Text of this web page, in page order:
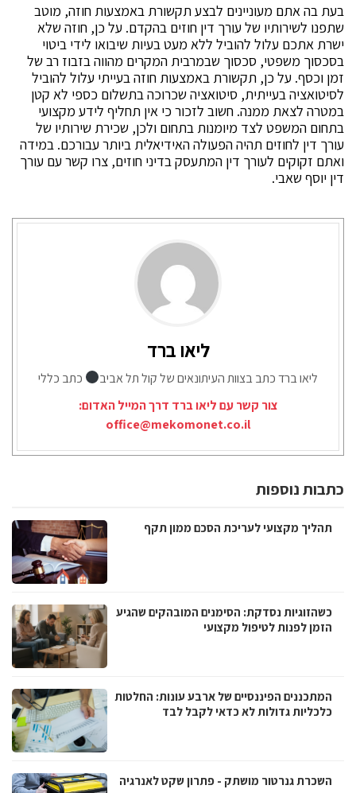
בעת בה אתם מעוניינים לבצע תקשורת באמצעות חוזה, מוטב
שתפנו לשירותיו של עורך דין חוזים בהקדם. על כן, חוזה שלא
ישרת אתכם עלול להוביל ללא מעט בעיות שיבואו לידי ביטוי
בסכסוך משפטי, סכסוך שבמרבית המקרים מהווה בזבוז רב של
זמן וכסף. על כן, תקשורת באמצעות חוזה בעייתי עלול להוביל
לסיטואציה בעייתית, סיטואציה שכרוכה בתשלום כספי לא קטן
במטרה לצאת ממנה. חשוב לזכור כי אין תחליף לידע מקצועי
בתחום המשפט לצד מיומנות בתחום ולכן, שכירת שירותיו של
עורך דין לחוזים תהיה הפעולה האידיאלית ביותר עבורכם. במידה
ואתם זקוקים לעורך דין המתעסק בדיני חוזים, צרו קשר עם עורך
דין יוסף שאבי.
ליאו ברד
ליאו ברד כתב בצוות העיתונאים של קול תל אביב
כתב כללי
צור קשר עם ליאו ברד דרך המייל האדום:
office@mekomonet.co.il
כתבות נוספות
תהליך מקצועי לעריכת הסכם ממון תקף
כשהזוגיות נסדקת: הסימנים המובהקים שהגיע
הזמן לפנות לטיפול מקצועי
המתכננים הפיננסיים של ארבע עונות: החלטות
כלכליות גדולות לא כדאי לקבל לבד
השכרת גנרטור מושתק - פתרון שקט לאנרגיה